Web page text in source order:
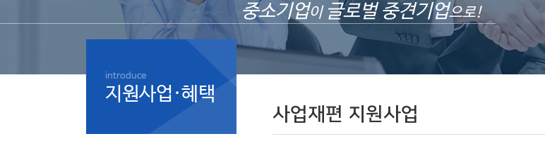
중소기업이 글로벌 중견기업으로!
introduce
지원사업·혜택
사업재편 지원사업